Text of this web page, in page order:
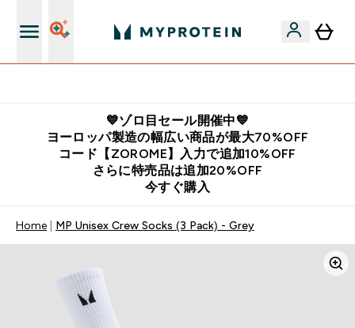
💙ゾロ目セール開催中💙
ヨーロッパ製造の幅広い商品が最大70%OFF
コード【ZOROME】入力で追加10%OFF
さらに特売品は追加20%OFF
今すぐ購入
Home MP Unisex Crew Socks (3 Pack) - Grey